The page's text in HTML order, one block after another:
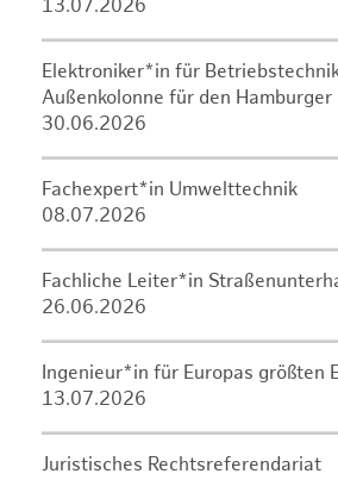
13.07.2026
Elektroniker*in für
Außenkolonne für den Hamburger
30.06.2026
Fachexpert*in Umwelttechnik
08.07.2026
Fachliche Leiter*in
26.06.2026
Ingenieur*in für Europas größten
13.07.2026
Juristisches Rechtsreferendariat